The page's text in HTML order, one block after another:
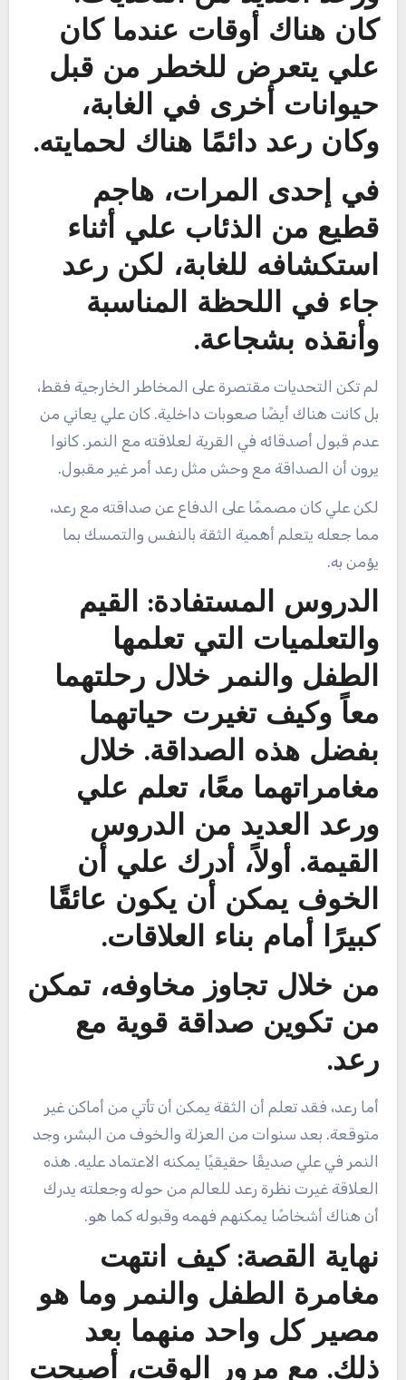
كان هناك أوقات عندما كان
علي يتعرض للخطر من قبل
حيوانات أخرى في الغابة،
وكان رعد دائمًا هناك لحمايته.
في إحدى المرات، هاجم
قطيع من الذئاب علي أثناء
استكشافه للغابة، لكن رعد
جاء في اللحظة المناسبة
وأنقذه بشجاعة.
لم تكن التحديات مقتصرة على المخاطر الخارجية فقط،
بل كانت هناك أيضًا صعوبات داخلية. كان علي يعاني من
عدم قبول أصدقائه في القرية لعلاقته مع النمر. كانوا
يرون أن الصداقة مع وحش مثل رعد أمر غير مقبول.
لكن علي كان مصممًا على الدفاع عن صداقته مع رعد،
مما جعله يتعلم أهمية الثقة بالنفس والتمسك بما
يؤمن به.
الدروس المستفادة: القيم
والتعلميات التي تعلمها
الطفل والنمر خلال رحلتهما
معاً وكيف تغيرت حياتهما
بفضل هذه الصداقة. خلال
مغامراتهما معًا، تعلم علي
ورعد العديد من الدروس
القيمة. أولاً، أدرك علي أن
الخوف يمكن أن يكون عائقًا
كبيرًا أمام بناء العلاقات.
من خلال تجاوز مخاوفه، تمكن
من تكوين صداقة قوية مع
رعد.
أما رعد، فقد تعلم أن الثقة يمكن أن تأتي من أماكن غير
متوقعة. بعد سنوات من العزلة والخوف من البشر، وجد
النمر في علي صديقًا حقيقيًا يمكنه الاعتماد عليه. هذه
العلاقة غيرت نظرة رعد للعالم من حوله وجعلته يدرك
أن هناك أشخاصًا يمكنهم فهمه وقبوله كما هو.
نهاية القصة: كيف انتهت
مغامرة الطفل والنمر وما هو
مصير كل واحد منهما بعد
ذلك. مع مرور الوقت، أصبحت